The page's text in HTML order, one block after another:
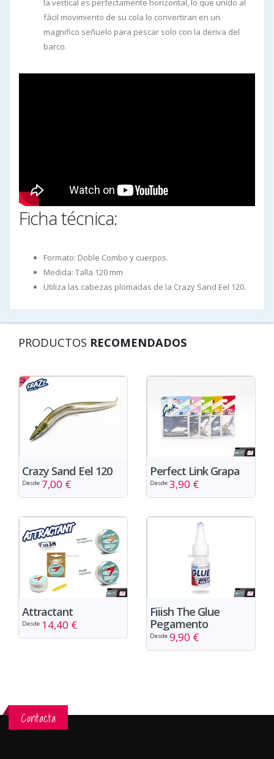
la vertical es perfectamente horizontal, lo que unido al
fácil movimiento de su cola lo convertiran en un
magnifico señuelo para pescar solo con la deriva del
barco.
Ficha técnica:
Formato: Doble Combo y cuerpos.
Medida: Talla 120 mm
Utiliza las cabezas plomadas de la Crazy Sand Eel 120.
PRODUCTOS RECOMENDADOS
Crazy Sand Eel 120
Desde 7,00 €
Perfect Link Grapa
Desde 3,90 €
Attractant
Desde 14,40 €
Fiiish The Glue
Pegamento
Desde 9,90 €
Contacta